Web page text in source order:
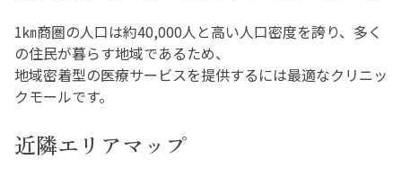
1㎞商圏の人口は約40,000人と高い人口密度を誇り、多く
の住民が暮らす地域であるため、
地域密着型の医療サービスを提供するには最適なクリニッ
クモールです。
近隣エリアマップ